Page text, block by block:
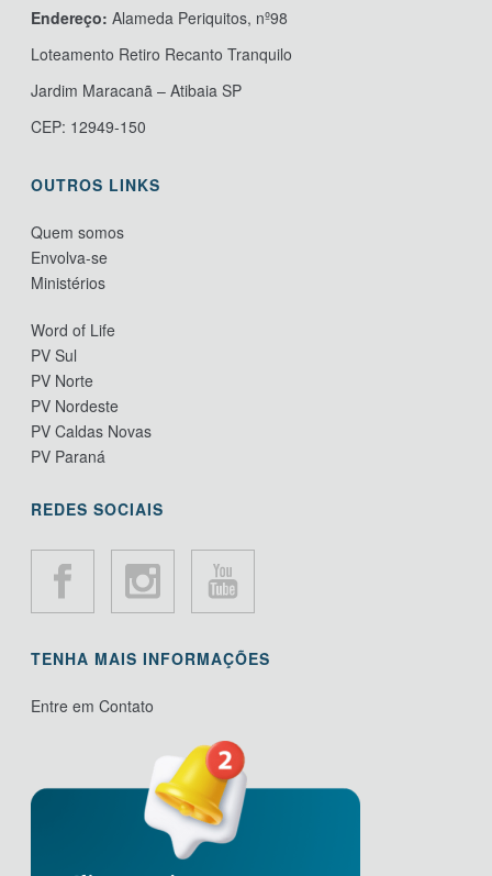
Endereço:Alameda Periquitos, nº98
Loteamento Retiro Recanto Tranquilo
Jardim Maracanã – Atibaia SP
CEP: 12949-150
OUTROS LINKS
Quem somos
Envolva-se
Ministérios
Word of Life
PV Sul
PV Norte
PV Nordeste
PV Caldas Novas
PV Paraná
REDES SOCIAIS
TENHA MAIS INFORMAÇÕES
Entre em Contato